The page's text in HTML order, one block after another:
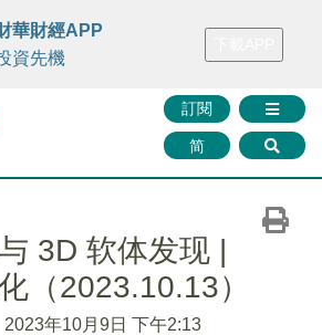
FINMETA 財華證券 媒體矩陣
訂閱
简
華財經APP
資先機
3D 软体发现 |
（2023.10.13）
2023年10月9日 下午2:13